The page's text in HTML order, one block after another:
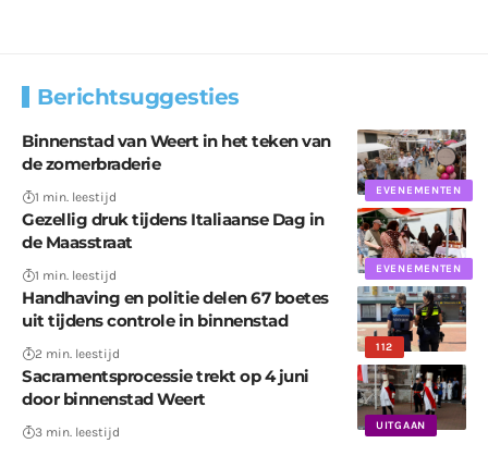
Berichtsuggesties
EVENEMENTEN
Binnenstad van Weert in het teken van
de zomerbraderie
1 min. leestijd
EVENEMENTEN
Gezellig druk tijdens Italiaanse Dag in
de Maasstraat
1 min. leestijd
112
Handhaving en politie delen 67 boetes
uit tijdens controle in binnenstad
2 min. leestijd
UITGAAN
Sacramentsprocessie trekt op 4 juni
door binnenstad Weert
3 min. leestijd